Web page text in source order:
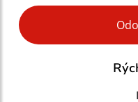
Google reCaptcha